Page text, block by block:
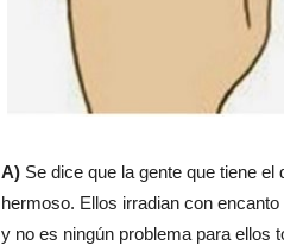
A) Se dice que la gente que tiene
hermoso. Ellos irradian con
y no es ningún problema para ellos